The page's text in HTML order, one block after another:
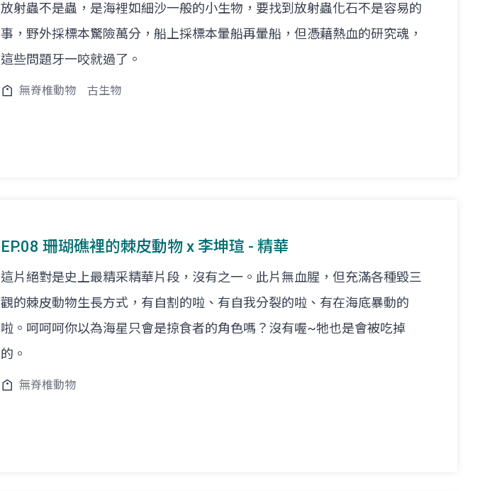
放射蟲不是蟲，是海裡如細沙一般的小生物，要找到放射蟲化石不是容易的
事，野外採標本驚險萬分，船上採標本暈船再暈船，但憑藉熱血的研究魂，
這些問題牙一咬就過了。
無脊椎動物 古生物
EP.08 珊瑚礁裡的棘皮動物 x 李坤瑄 - 精華
這片絕對是史上最精采精華片段，沒有之一。此片無血腥，但充滿各種毀三
觀的棘皮動物生長方式，有自割的啦、有自我分裂的啦、有在海底暴動的
啦。呵呵呵你以為海星只會是掠食者的角色嗎？沒有喔~牠也是會被吃掉
的。
無脊椎動物